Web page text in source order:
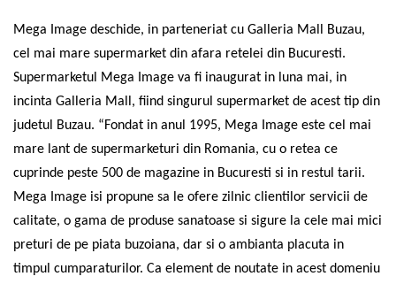
Mega Image deschide, in parteneriat cu Galleria Mall Buzau,
cel mai mare supermarket din afara retelei din Bucuresti.
Supermarketul Mega Image va fi inaugurat in luna mai, in
incinta Galleria Mall, fiind singurul supermarket de acest tip din
judetul Buzau. “Fondat in anul 1995, Mega Image este cel mai
mare lant de supermarketuri din Romania, cu o retea ce
cuprinde peste 500 de magazine in Bucuresti si in restul tarii.
Mega Image isi propune sa le ofere zilnic clientilor servicii de
calitate, o gama de produse sanatoase si sigure la cele mai mici
preturi de pe piata buzoiana, dar si o ambianta placuta in
timpul cumparaturilor. Ca element de noutate in acest domeniu